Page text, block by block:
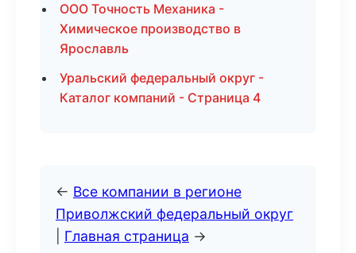
ООО Точность Механика -
Химическое производство в
Ярославль
Уральский федеральный округ -
Каталог компаний - Страница 4
← Все компании в регионе
Приволжский федеральный округ
Главная страница →